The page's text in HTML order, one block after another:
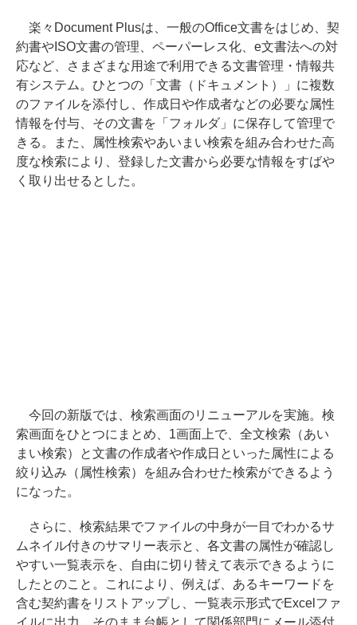
楽々Document Plusは、一般のOffice文書をはじめ、契
約書やISO文書の管理、ペーパーレス化、e文書法への対
応など、さまざまな用途で利用できる文書管理・情報共
有システム。ひとつの「文書（ドキュメント）」に複数
のファイルを添付し、作成日や作成者などの必要な属性
情報を付与、その文書を「フォルダ」に保存して管理で
きる。また、属性検索やあいまい検索を組み合わせた高
度な検索により、登録した文書から必要な情報をすばや
く取り出せるとした。
今回の新版では、検索画面のリニューアルを実施。検
索画面をひとつにまとめ、1画面上で、全文検索（あい
まい検索）と文書の作成者や作成日といった属性による
絞り込み（属性検索）を組み合わせた検索ができるよう
になった。
さらに、検索結果でファイルの中身が一目でわかるサ
ムネイル付きのサマリー表示と、各文書の属性が確認し
やすい一覧表示を、自由に切り替えて表示できるように
したとのこと。これにより、例えば、あるキーワードを
含む契約書をリストアップし、一覧表示形式でExcelファ
イルに出力、そのまま台帳として関係部門にメール添付